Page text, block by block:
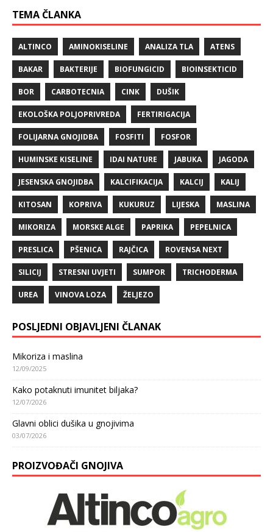
TEMA ČLANKA
ALTINCO AMINOKISELINE ANALIZA TLA ATENS
BAKAR BAKTERIJE BIOFUNGICID BIOINSEKTICID
BOR CARBOTECNIA CINK DUŠIK
EKOLOŠKA POLJOPRIVREDA FERTIRIGACIJA
FOLIJARNA GNOJIDBA FOSFITI FOSFOR
HUMINSKE KISELINE IDAI NATURE JABUKA JAGODA
JESENSKA GNOJIDBA KALCIFIKACIJA KALCIJ KALIJ
KITOSAN KOPRIVA KUKURUZ LIJESKA MASLINA
MIKORIZA MORSKE ALGE PAPRIKA PEPELNICA
PRESLICA PŠENICA RAJČICA ROVENSA NEXT
SILICIJ STRESNI UVJETI SUMPOR TRICHODERMA
UREA VINOVA LOZA ŽELJEZO
POSLJEDNI OBJAVLJENI ČLANAK
Mikoriza i maslina
12/09/2025
Kako potaknuti imunitet biljaka?
12/07/2026
Glavni oblici dušika u gnojivima
03/07/2026
PROIZVOĐAČI GNOJIVA